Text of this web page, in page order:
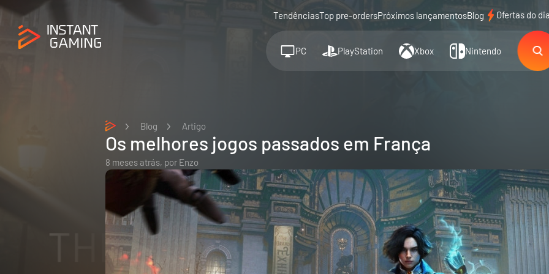
TendênciasTop pre-ordersPróximos lançamentosBlog Ofertas do
PC PlayStation Xbox Nintendo
Blog Artigo
Os melhores jogos passados em França
8 meses atrás, por Enzo